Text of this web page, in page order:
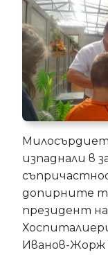
изпаднали в
допирните
президент
Иванов-Жорж